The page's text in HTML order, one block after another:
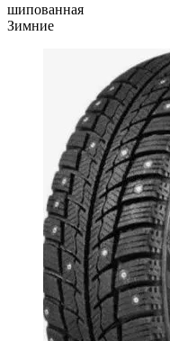
шипованная
Зимние